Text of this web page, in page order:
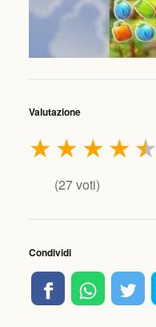
Valutazione
★
★
★
★
★
(27voti)
Condividi